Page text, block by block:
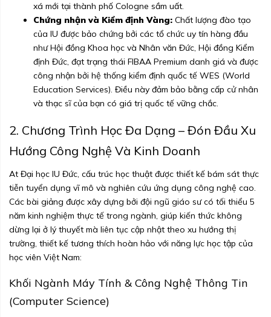
xá mới tại thành phố Cologne sầm uất.
Chứng nhận và Kiểm định Vàng: Chất lượng đào tạo
của IU được bảo chứng bởi các tổ chức uy tín hàng đầu
như Hội đồng Khoa học và Nhân văn Đức, Hội đồng Kiểm
định Đức, đạt trạng thái FIBAA Premium danh giá và được
công nhận bởi hệ thống kiểm định quốc tế WES (World
Education Services). Điều này đảm bảo bằng cấp cử nhân
và thạc sĩ của bạn có giá trị quốc tế vững chắc.
2. Chương Trình Học Đa Dạng – Đón Đầu Xu
Hướng Công Nghệ Và Kinh Doanh
At Đại học IU Đức, cấu trúc học thuật được thiết kế bám sát thực
tiễn tuyển dụng vĩ mô và nghiên cứu ứng dụng công nghệ cao.
Các bài giảng được xây dựng bởi đội ngũ giáo sư có tối thiểu 5
năm kinh nghiệm thực tế trong ngành, giúp kiến thức không
dừng lại ở lý thuyết mà liên tục cập nhật theo xu hướng thị
trường, thiết kế tương thích hoàn hảo với năng lực học tập của
học viên Việt Nam:
Khối Ngành Máy Tính & Công Nghệ Thông Tin
(Computer Science)